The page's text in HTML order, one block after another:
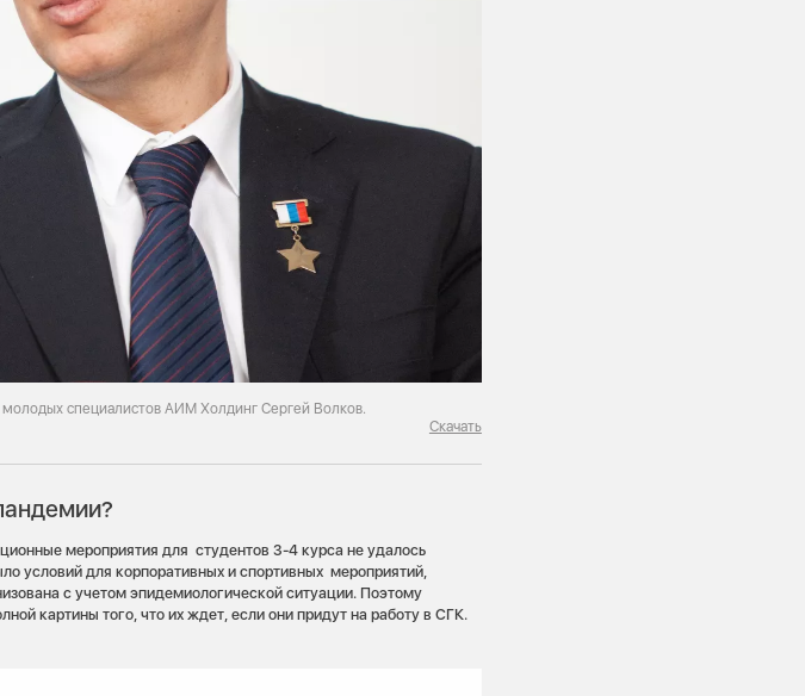
молодых специалистов АИМ Холдинг Сергей Волков.
Скачать
мероприятия для студентов 3-4 курса не удалось
условий для корпоративных и спортивных мероприятий,
с учетом эпидемиологической ситуации. Поэтому
картины того, что их ждет, если они придут на работу в СГК.